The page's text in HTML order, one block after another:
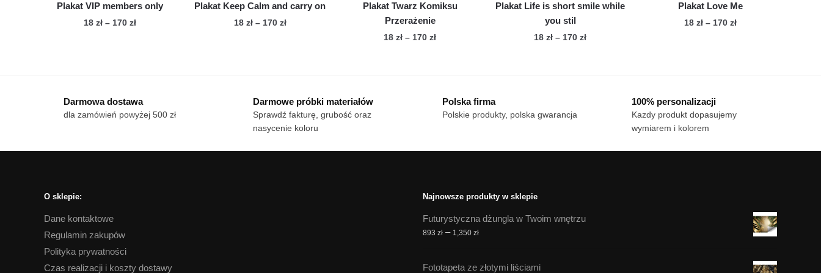
Plakat VIP members only
18 zł – 170 złZakres
wariantów.
Opcje
wybrać
Plakat Keep Calm and carry on
18 zł – 170 złZakres
wariantów.
Opcje
można
wybrać
Plakat Twarz Komiksu
Przerażenie
18zł – 170złZakres
170 zł
wariantów.
można
stronie
Plakat Life is short smile while
you stil
18zł – 170złZakres
wariantów.
można
Plakat Love Me
18 zł – 170 złZakres
wariantów.
Opcje
wybrać
Darmowa dostawa
dla zamówień powyżej 500 zł
Darmowe próbki materiałów
Sprawdź fakturę, grubość oraz
nasycenie koloru
Polska firma
Polskie produkty, polska gwarancja
100% personalizacji
Kazdy produkt dopasujemy
wymiarem i kolorem
O sklepie:
Dane kontaktowe
Regulamin zakupów
Polityka prywatności
Czas realizacji i koszty dostawy
Najnowsze produkty w sklepie
Futurystyczna dżungla w Twoim wnętrzu
893 zł – 1,350 złZakres
Fototapeta ze złotymi liściami